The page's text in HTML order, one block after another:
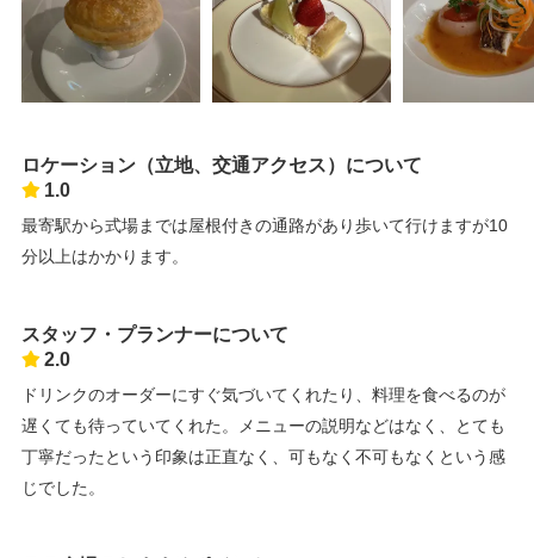
ロケーション（立地、交通アクセス）について
1.0
最寄駅から式場までは屋根付きの通路があり歩いて行けますが10
分以上はかかります。
スタッフ・プランナーについて
2.0
ドリンクのオーダーにすぐ気づいてくれたり、料理を食べるのが
遅くても待っていてくれた。メニューの説明などはなく、とても
丁寧だったという印象は正直なく、可もなく不可もなくという感
じでした。